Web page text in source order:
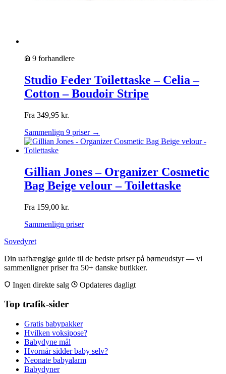
9 forhandlere
Studio Feder Toilettaske – Celia –
Cotton – Boudoir Stripe
Fra 349,95 kr.
Sammenlign 9 priser →
Gillian Jones – Organizer Cosmetic
Bag Beige velour – Toilettaske
Fra 159,00 kr.
Sammenlign priser
Sovedyret
Din uafhængige guide til de bedste priser på børneudstyr — vi
sammenligner priser fra 50+ danske butikker.
Ingen direkte salg
Opdateres dagligt
Top trafik-sider
Gratis babypakker
Hvilken voksipose?
Babydyne mål
Hvornår sidder baby selv?
Neonate babyalarm
Babydyner